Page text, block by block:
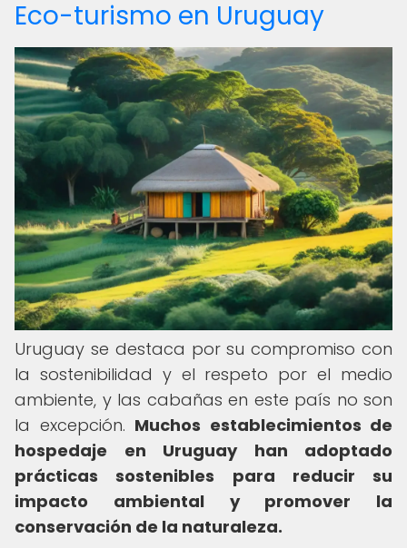
Eco-turismo en Uruguay
Uruguay se destaca por su compromiso con
la sostenibilidad y el respeto por el medio
ambiente, y las cabañas en este país no son
la excepción. Muchos establecimientos de
hospedaje en Uruguay han adoptado
prácticas sostenibles para reducir su
impacto ambiental y promover la
conservación de la naturaleza.